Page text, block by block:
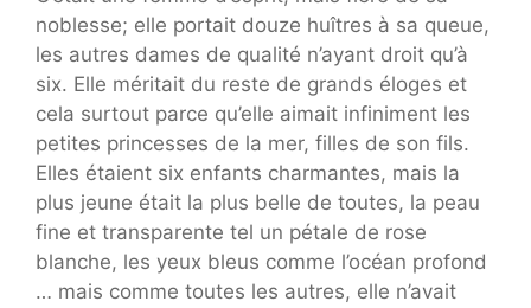
noblesse; elle portait douze huîtres à sa queue,
les autres dames de qualité n’ayant droit qu’à
six. Elle méritait du reste de grands éloges et
cela surtout parce qu’elle aimait infiniment les
petites princesses de la mer, filles de son fils.
Elles étaient six enfants charmantes, mais la
plus jeune était la plus belle de toutes, la peau
fine et transparente tel un pétale de rose
blanche, les yeux bleus comme l’océan profond
… mais comme toutes les autres, elle n’avait